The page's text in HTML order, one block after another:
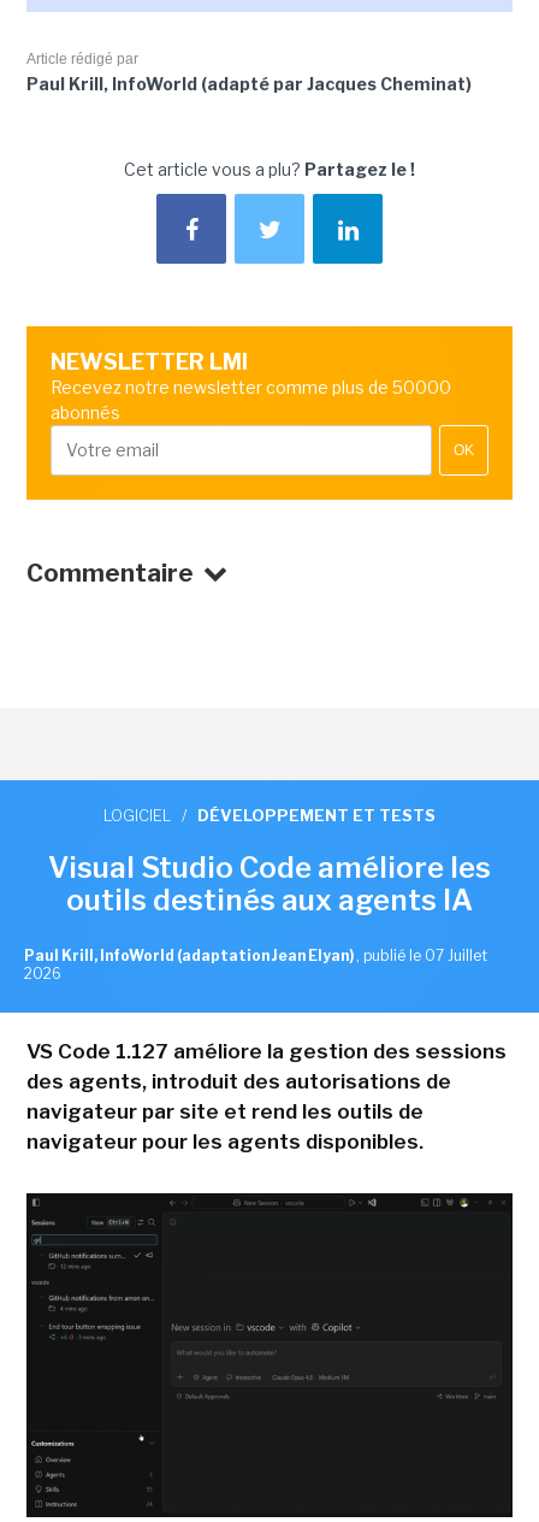
Article rédigé par
Paul Krill, InfoWorld (adapté par Jacques Cheminat)
Cet article vous a plu? Partagez le !
NEWSLETTER LMI
Recevez notre newsletter comme plus de 50000
abonnés
OK
Commentaire
LOGICIEL / DÉVELOPPEMENT ET TESTS
Visual Studio Code améliore les
outils destinés aux agents IA
Paul Krill, InfoWorld (adaptation Jean Elyan) , publié le 07 Juillet
2026
VS Code 1.127 améliore la gestion des sessions
des agents, introduit des autorisations de
navigateur par site et rend les outils de
navigateur pour les agents disponibles.